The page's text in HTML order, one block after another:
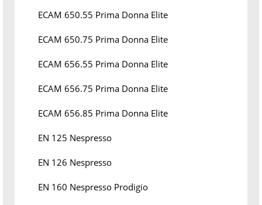
ECAM 650.55 Prima Donna Elite
ECAM 650.75 Prima Donna Elite
ECAM 656.55 Prima Donna Elite
ECAM 656.75 Prima Donna Elite
ECAM 656.85 Prima Donna Elite
EN 125 Nespresso
EN 126 Nespresso
EN 160 Nespresso Prodigio